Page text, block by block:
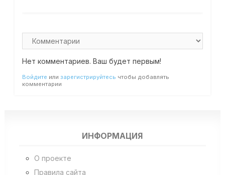
Нет комментариев. Ваш будет первым!
Войдите или зарегистрируйтесь чтобы добавлять
комментарии
ИНФОРМАЦИЯ
О проекте
Правила сайта